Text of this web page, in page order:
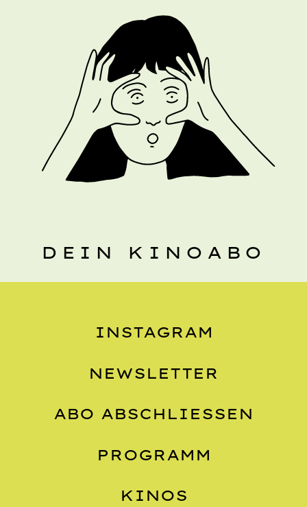
DEIN KINOABO
INSTAGRAM
NEWSLETTER
ABO ABSCHLIESSEN
PROGRAMM
KINOS